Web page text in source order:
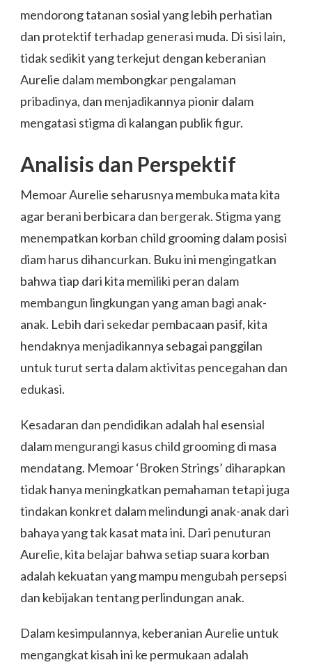
mendorong tatanan sosial yang lebih perhatian
dan protektif terhadap generasi muda. Di sisi lain,
tidak sedikit yang terkejut dengan keberanian
Aurelie dalam membongkar pengalaman
pribadinya, dan menjadikannya pionir dalam
mengatasi stigma di kalangan publik figur.
Analisis dan Perspektif
Memoar Aurelie seharusnya membuka mata kita
agar berani berbicara dan bergerak. Stigma yang
menempatkan korban child grooming dalam posisi
diam harus dihancurkan. Buku ini mengingatkan
bahwa tiap dari kita memiliki peran dalam
membangun lingkungan yang aman bagi anak-
anak. Lebih dari sekedar pembacaan pasif, kita
hendaknya menjadikannya sebagai panggilan
untuk turut serta dalam aktivitas pencegahan dan
edukasi.
Kesadaran dan pendidikan adalah hal esensial
dalam mengurangi kasus child grooming di masa
mendatang. Memoar ‘Broken Strings’ diharapkan
tidak hanya meningkatkan pemahaman tetapi juga
tindakan konkret dalam melindungi anak-anak dari
bahaya yang tak kasat mata ini. Dari penuturan
Aurelie, kita belajar bahwa setiap suara korban
adalah kekuatan yang mampu mengubah persepsi
dan kebijakan tentang perlindungan anak.
Dalam kesimpulannya, keberanian Aurelie untuk
mengangkat kisah ini ke permukaan adalah